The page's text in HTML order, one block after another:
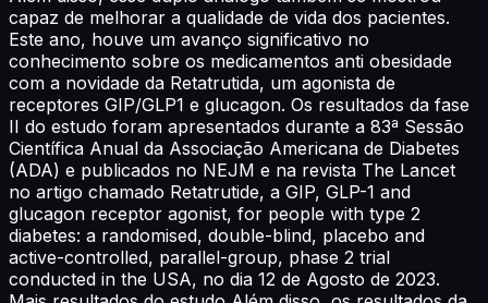
capaz de melhorar a qualidade de vida dos pacientes.
Este ano, houve um avanço significativo no
conhecimento sobre os medicamentos anti obesidade
com a novidade da Retatrutida, um agonista de
receptores GIP/GLP1 e glucagon. Os resultados da fase
II do estudo foram apresentados durante a 83ª Sessão
Científica Anual da Associação Americana de Diabetes
(ADA) e publicados no NEJM e na revista The Lancet
no artigo chamado Retatrutide, a GIP, GLP-1 and
glucagon receptor agonist, for people with type 2
diabetes: a randomised, double-blind, placebo and
active-controlled, parallel-group, phase 2 trial
conducted in the USA, no dia 12 de Agosto de 2023.